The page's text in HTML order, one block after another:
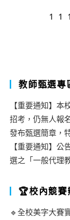
教師甄選專
【重要通知】
招考，仍無人報
發布甄選簡章，
【重要通知】
選之「一般代理
🏆校內競賽
🔹全校美字大賽